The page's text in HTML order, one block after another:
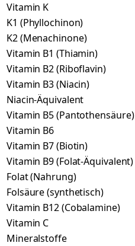
Vitamin K
K1 (Phyllochinon)
K2 (Menachinone)
Vitamin B1 (Thiamin)
Vitamin B2 (Riboflavin)
Vitamin B3 (Niacin)
Niacin-Äquivalent
Vitamin B5 (Pantothensäure)
Vitamin B6
Vitamin B7 (Biotin)
Vitamin B9 (Folat-Äquivalent)
Folat (Nahrung)
Folsäure (synthetisch)
Vitamin B12 (Cobalamine)
Vitamin C
Mineralstoffe